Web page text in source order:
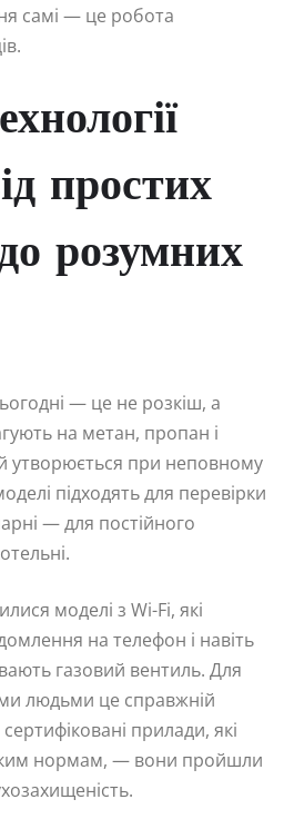
самі — це робота
простих
розумних
— це не розкіш, а
на метан, пропан і
утворюється при неповному
підходять для перевірки
— для постійного
моделі з Wi-Fi, які
на телефон і навіть
газовий вентиль. Для
людьми це справжній
прилади, які
нормам, — вони пройшли